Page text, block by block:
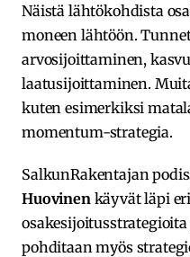
Näistä lähtökohdista
moneen lähtöön.
arvosijoittaminen,
laatusijoittaminen.
kuten esimerkiksi
momentum-strategia.
SalkunRakentajan
Huovinen käyvät läpi
pohditaan myös